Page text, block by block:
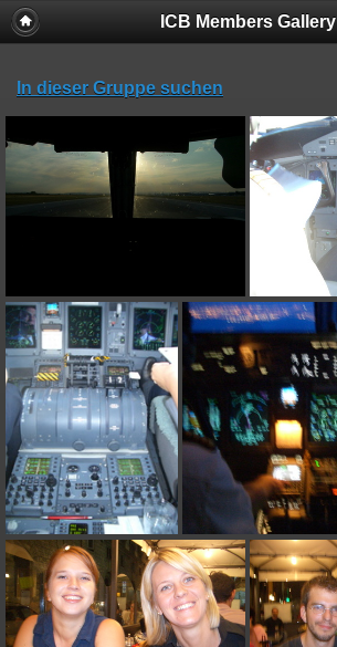
ICB Members Gallery
In dieser Gruppe suchen